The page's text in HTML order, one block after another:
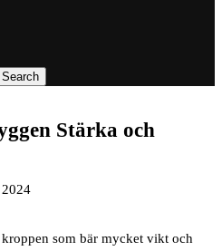
Stärka och
som bär mycket vikt och